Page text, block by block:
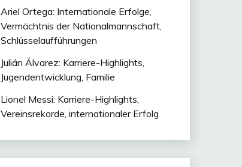
Ariel Ortega: Internationale Erfolge,
Vermächtnis der Nationalmannschaft,
Schlüsselaufführungen
Julián Álvarez: Karriere-Highlights,
Jugendentwicklung, Familie
Lionel Messi: Karriere-Highlights,
Vereinsrekorde, internationaler Erfolg